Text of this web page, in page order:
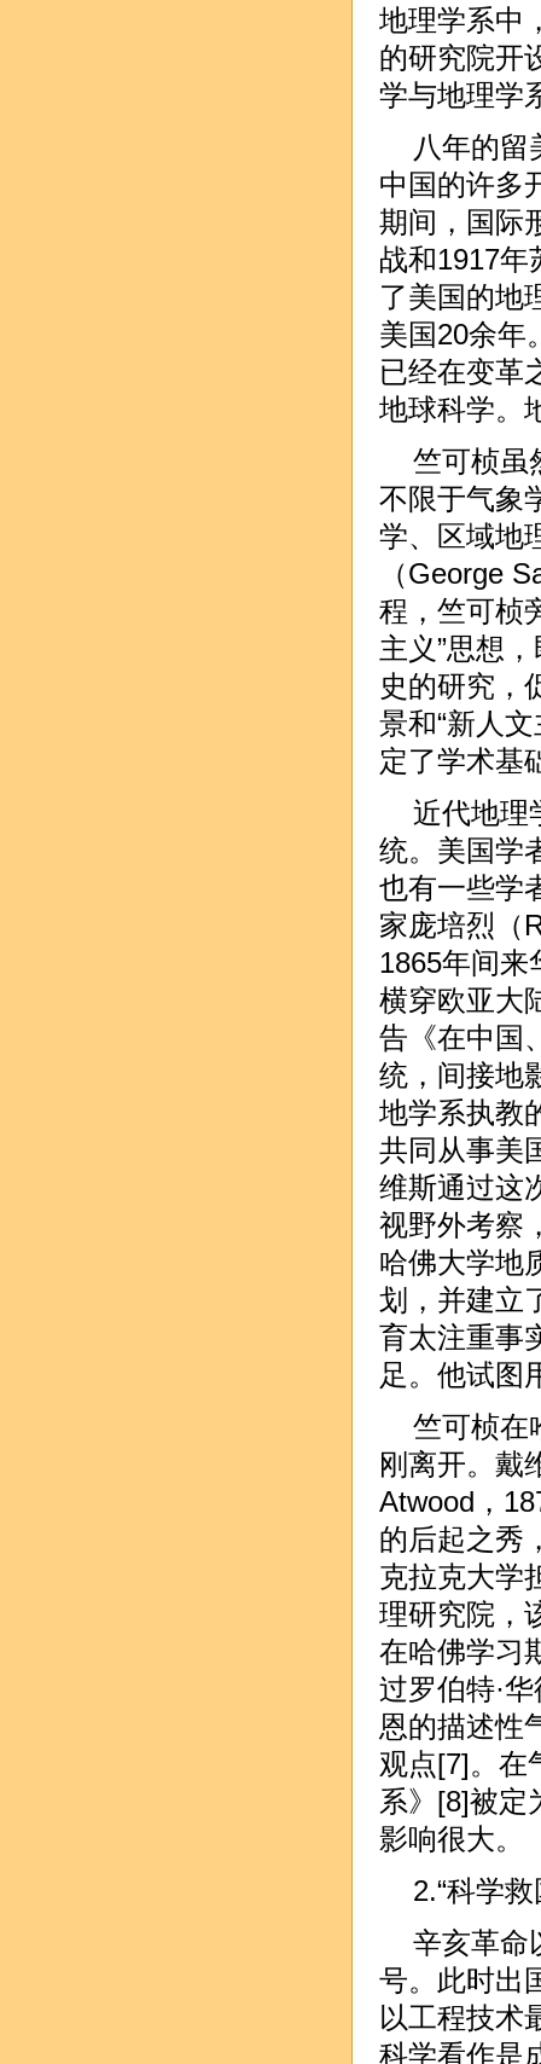
地理学系中
的研究院开
学与地理学
八年的留
中国的许多
期间，国际
战和1917年
了美国的地
美国20余年
已经在变革
地球科学。
竺可桢虽
不限于气象
学、区域地
（George
程，竺可桢
主义”思想
史的研究，
景和“新人
定了学术基
近代地理
统。美国学
也有一些学
家庞培烈（
1865年间来
横穿欧亚大
告《在中国
统，间接地
地学系执教
共同从事美
维斯通过这
视野外考察
哈佛大学地
划，并建立
育太注重事
足。他试图
竺可桢在
刚离开。戴
Atwood，
的后起之秀
克拉克大学
理研究院，
在哈佛学习
过罗伯特·
恩的描述性
观点[7]。在
系》[8]被定
影响很大。
2.“科学
辛亥革命
号。此时出
以工程技术
科学看作是